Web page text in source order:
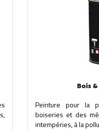
Bois
Peinture pour la
boiseries et des
intempéries, à la